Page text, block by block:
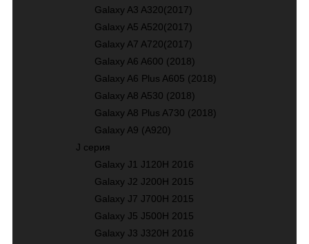
Galaxy A3 A320(2017)
Galaxy A5 A520(2017)
Galaxy A7 A720(2017)
Galaxy A6 A600 (2018)
Galaxy A6 Plus A605 (2018)
Galaxy A8 A530 (2018)
Galaxy A8 Plus A730 (2018)
Galaxy A9 (A920)
J серия
Galaxy J1 J120H 2016
Galaxy J2 J200H 2015
Galaxy J7 J700H 2015
Galaxy J5 J500H 2015
Galaxy J3 J320H 2016